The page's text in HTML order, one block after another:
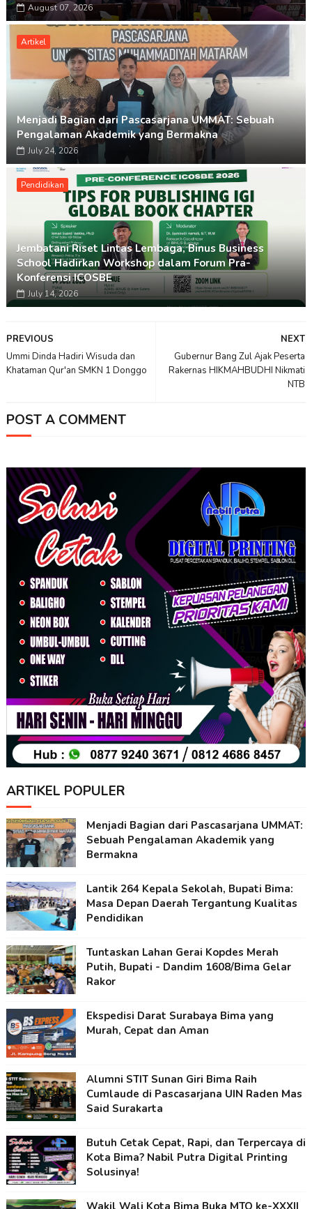
August 07, 2026
Artikel
Menjadi Bagian dari Pascasarjana UMMAT: Sebuah
Pengalaman Akademik yang Bermakna
July 24, 2026
Pendidikan
Jembatani Riset Lintas Lembaga, Binus Business
School Hadirkan Workshop dalam Forum Pra-
Konferensi ICOSBE
July 14, 2026
NEXT
Gubernur Bang Zul Ajak Peserta
Rakernas HIKMAHBUDHI Nikmati
NTB
PREVIOUS
Ummi Dinda Hadiri Wisuda dan
Khataman Qur'an SMKN 1 Donggo
POST A COMMENT
ARTIKEL POPULER
Menjadi Bagian dari Pascasarjana UMMAT:
Sebuah Pengalaman Akademik yang
Bermakna
Lantik 264 Kepala Sekolah, Bupati Bima:
Masa Depan Daerah Tergantung Kualitas
Pendidikan
Tuntaskan Lahan Gerai Kopdes Merah
Putih, Bupati - Dandim 1608/Bima Gelar
Rakor
Ekspedisi Darat Surabaya Bima yang
Murah, Cepat dan Aman
Alumni STIT Sunan Giri Bima Raih
Cumlaude di Pascasarjana UIN Raden Mas
Said Surakarta
Butuh Cetak Cepat, Rapi, dan Terpercaya di
Kota Bima? Nabil Putra Digital Printing
Solusinya!